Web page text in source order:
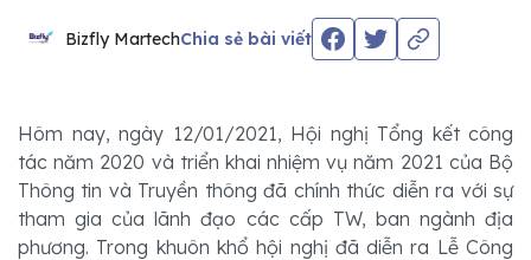
Bizfly MartechChia sẻ bài viết
Hôm nay, ngày 12/01/2021, Hội nghị Tổng kết công
tác năm 2020 và triển khai nhiệm vụ năm 2021 của Bộ
Thông tin và Truyền thông đã chính thức diễn ra với sự
tham gia của lãnh đạo các cấp TW, ban ngành địa
phương. Trong khuôn khổ hội nghị đã diễn ra Lễ Công